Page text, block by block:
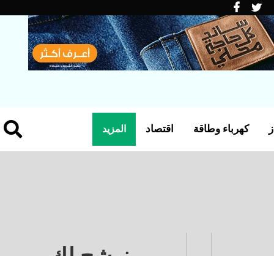
المزيد اقتصاد كهرباء وطاقة